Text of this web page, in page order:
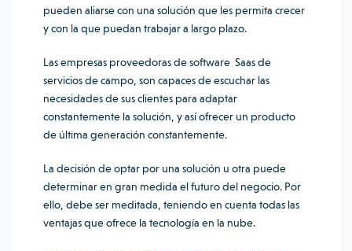
pueden aliarse con una solución que les permita crecer
y con la que puedan trabajar a largo plazo.
Las empresas proveedoras de software Saas de
servicios de campo, son capaces de escuchar las
necesidades de sus clientes para adaptar
constantemente la solución, y así ofrecer un producto
de última generación constantemente.
La decisión de optar por una solución u otra puede
determinar en gran medida el futuro del negocio. Por
ello, debe ser meditada, teniendo en cuenta todas las
ventajas que ofrece la tecnología en la nube.